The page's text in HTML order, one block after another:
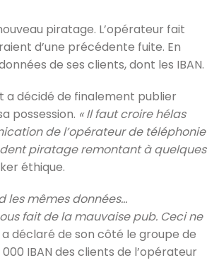
piratage. L’opérateur fait
d’une précédente fuite. En
de ses clients, dont les IBAN.
a décidé de finalement publier
possession. « Il faut croire hélas
de l’opérateur de téléphonie
piratage remontant à quelques
éthique.
les mêmes données…
fait de la mauvaise pub. Ceci ne
a déclaré de son côté le groupe de
IBAN des clients de l’opérateur